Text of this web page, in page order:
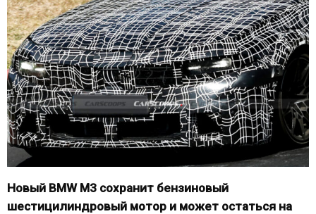
Новый BMW M3 сохранит бензиновый
шестицилиндровый мотор и может остаться на